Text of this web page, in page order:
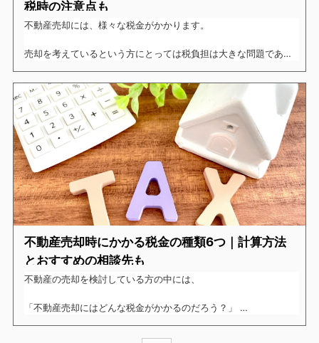
税時の注意点も
不動産売却には、様々な税金がかかります。
売却を考えているという方にとっては税負担は大きな問題であ
今回はそんな方に向けて、不動産売却時にかかる税金に対する代
表的な控除など、様々な対策についてご紹介したいと思います。
不動産売却時にかかる税金の種類6つ｜計算方法
とおすすめの相談先も
不動産の売却を検討している方の中には、
「不動産売却にはどんな税金がかかるのだろう？」